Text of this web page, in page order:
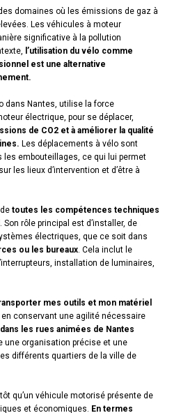
domaines où les émissions de gaz à
Les véhicules à moteur
significative à la pollution
l’utilisation du vélo comme
est une alternative
dans Nantes, utilise la force
électrique, pour se déplacer,
de CO2 et à améliorer la qualité
Les déplacements à vélo sont
les embouteillages, ce qui lui permet
les lieux d’intervention et d’être à
toutes les compétences techniques
. Son rôle principal est d’installer, de
électriques, que ce soit dans
ou les bureaux. Cela inclut le
installation de luminaires,
mes outils et mon matériel
conservant une agilité nécessaire
dans les rues animées de Nantes
une organisation précise et une
différents quartiers de la ville de
qu’un véhicule motorisé présente de
et économiques. En termes